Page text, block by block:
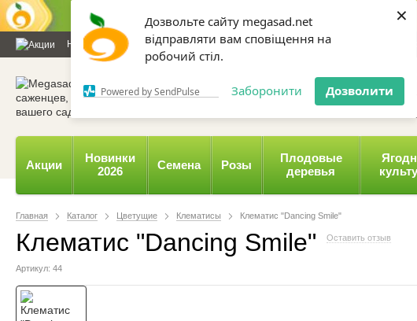
Дозвольте сайту megasad.net
відправляти вам сповіщення на
робочий стіл.
Powered by SendPulse Заборонити Дозволити
×
Новости и статьи Каталог Контакты Отзывы Дарим 100 грн
067 654-16-41, 050
Акции
Новинки
2026
Семена Розы
Плодовые
деревья
Главная Каталог Цветущие Клематисы Клематис "Dancing Smile"
Клематис "Dancing Smile" Оставить отзыв
Артикул: 44